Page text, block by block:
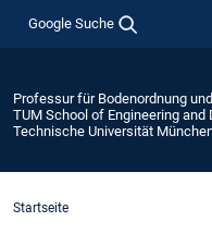
Google Suche
Professur für Bodenordnung
TUM School of Engineering and
Technische Universität
Startseite